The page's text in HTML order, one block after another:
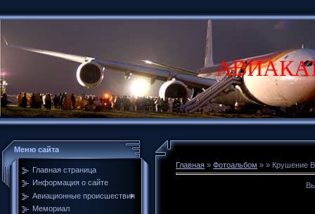
Меню сайта
Главная страница
Информация о сайте
Авиационные происшествия
Мемориал
Главная » Фотоальбом » » Крушение